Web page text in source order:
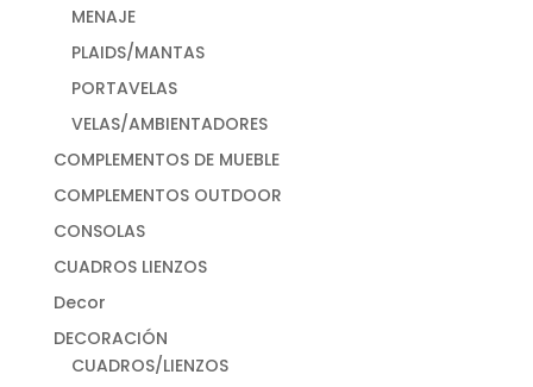
MENAJE
PLAIDS/MANTAS
PORTAVELAS
VELAS/AMBIENTADORES
COMPLEMENTOS DE MUEBLE
COMPLEMENTOS OUTDOOR
CONSOLAS
CUADROS LIENZOS
Decor
DECORACIÓN
CUADROS/LIENZOS